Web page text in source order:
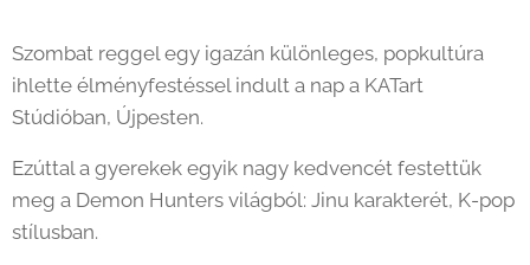
Szombat reggel egy igazán különleges, popkultúra
ihlette élményfestéssel indult a nap a KATart
Stúdióban, Újpesten.
Ezúttal a gyerekek egyik nagy kedvencét festettük
meg a Demon Hunters világból: Jinu karakterét, K-pop
stílusban. 🎤✨